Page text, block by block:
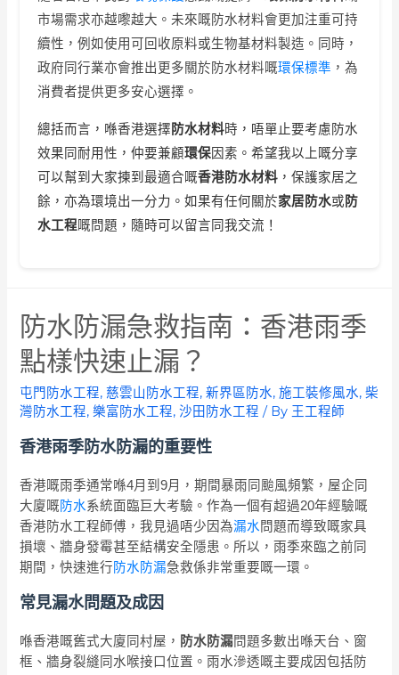
市場需求亦越嚟越大。未來嘅防水材料會更加注重可持
續性，例如使用可回收原料或生物基材料製造。同時，
政府同行業亦會推出更多關於防水材料嘅環保標準 ，為
消費者提供更多安心選擇。
總括而言，喺香港選擇防水材料時，唔單止要考慮防水
效果同耐用性，仲要兼顧環保因素。希望我以上嘅分享
可以幫到大家揀到最適合嘅香港防水材料 ，保護家居之
餘，亦為環境出一分力。如果有任何關於家居防水或防
水工程嘅問題，隨時可以留言同我交流！
防水防漏急救指南：香港雨季
點樣快速止漏？
屯門防水工程,慈雲山防水工程,新界區防水,施工裝修風水,柴
灣防水工程,樂富防水工程,沙田防水工程 / By 王工程師
香港雨季防水防漏的重要性
香港嘅雨季通常喺4月到9月，期間暴雨同颱風頻繁，屋企同
大廈嘅 防水系統面臨巨大考驗。作為一個有超過20年經驗嘅
香港防水工程師傅，我見過唔少因為漏水問題而導致嘅家具
損壞、牆身發霉甚至結構安全隱患。所以，雨季來臨之前同
期間，快速進行 防水防漏急救係非常重要嘅一環。
常見漏水問題及成因
喺香港嘅舊式大廈同村屋， 防水防漏問題多數出喺天台、窗
框、牆身裂縫同水喉接口位置。雨水滲透嘅主要成因包括防